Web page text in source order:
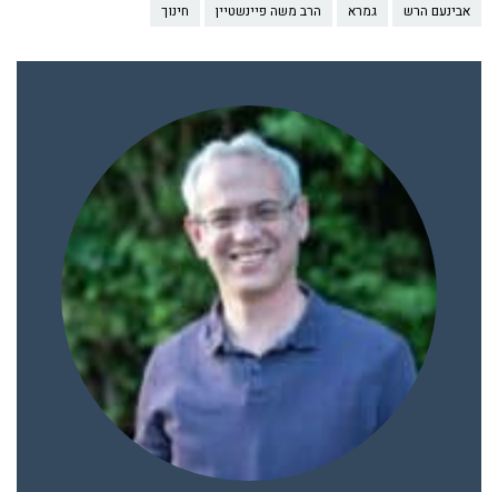
אבינעם הרש גמרא הרב משה פיינשטיין חינוך